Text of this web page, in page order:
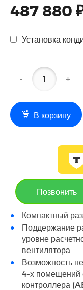
487 880
Установка
- +
В корзину
Позвонить
Компактный
Поддержание
уровне
вентилятора
Возможность
4-х помещений
контроллера